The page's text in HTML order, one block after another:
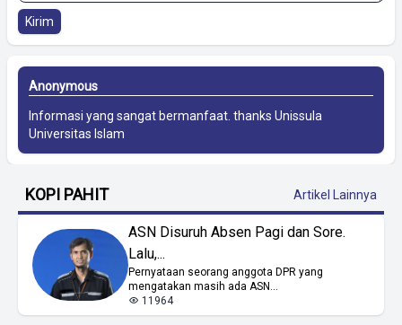
Kirim
Anonymous
Informasi yang sangat bermanfaat. thanks Unissula
Universitas Islam
KOPI PAHIT Artikel Lainnya
ASN Disuruh Absen Pagi dan Sore.
Lalu,...
Pernyataan seorang anggota DPR yang
mengatakan masih ada ASN...
11964